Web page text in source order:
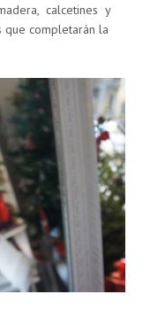
calcetines y
que completarán la